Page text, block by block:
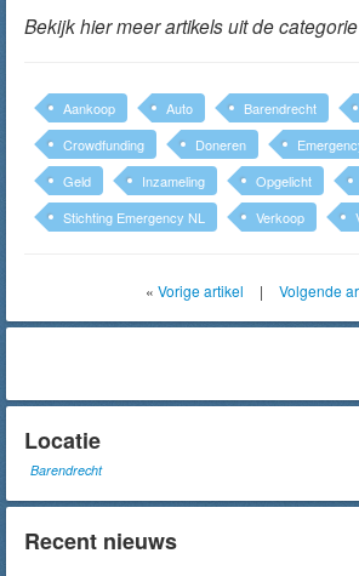
Bekijk hier meer artikels uit de categorie
Aankoop Auto Barendrecht
Crowdfunding
Doneren
Geld
Inzameling Opgelicht
Stichting Emergency NL
Verkoop
« Vorige artikel | Volgende
Locatie
Barendrecht
Recent nieuws